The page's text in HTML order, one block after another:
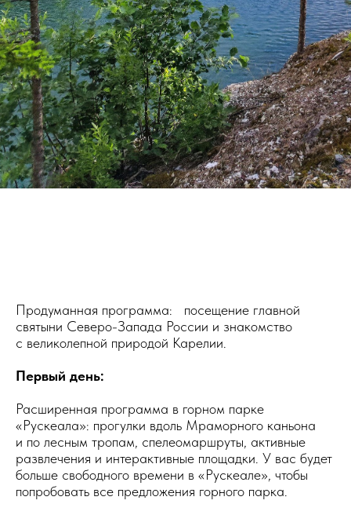
Продуманная программа: посещение главной
святыни Северо-Запада России и знакомство
с великолепной природой Карелии.
Первый день:
Расширенная программа в горном парке
«Рускеала»: прогулки вдоль Мраморного каньона
и по лесным тропам, спелеомаршруты, активные
развлечения и интерактивные площадки. У вас будет
больше свободного времени в «Рускеале», чтобы
попробовать все предложения горного парка.